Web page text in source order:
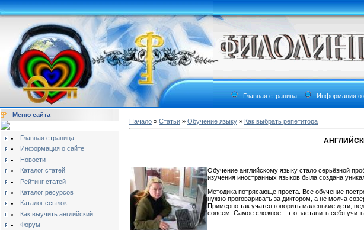
Главная страница Информация о
Меню сайта
Главная страница
Информация о сайте
Новости
Каталог статей
Рейтинг статей
Каталог ресурсов
Каталог ссылок
Как выучить английский
Форум
Начало » Статьи » Обучение языку » Как выбрать репетитора
Обучение английскому языку стало серьёзной
изучения иностранных языков была создана
Методика потрясающе проста. Все обучение
нужно проговаривать за диктором, а не молча
Примерно так учатся говорить маленькие дети,
совсем. Самое сложное - это заставить себя